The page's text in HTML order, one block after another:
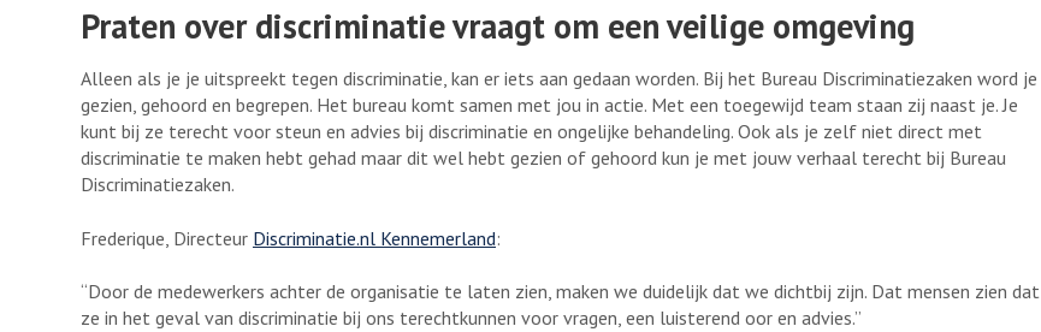
Praten over discriminatie vraagt om een veilige omgeving
Alleen als je je uitspreekt tegen discriminatie, kan er iets aan gedaan worden. Bij het Bureau Discriminatiezaken word je
gezien, gehoord en begrepen. Het bureau komt samen met jou in actie. Met een toegewijd team staan zij naast je. Je
kunt bij ze terecht voor steun en advies bij discriminatie en ongelijke behandeling. Ook als je zelf niet direct met
discriminatie te maken hebt gehad maar dit wel hebt gezien of gehoord kun je met jouw verhaal terecht bij Bureau
Discriminatiezaken.
Frederique, Directeur Discriminatie.nl Kennemerland:
“Door de medewerkers achter de organisatie te laten zien, maken we duidelijk dat we dichtbij zijn. Dat mensen zien dat
ze in het geval van discriminatie bij ons terechtkunnen voor vragen, een luisterend oor en advies.”